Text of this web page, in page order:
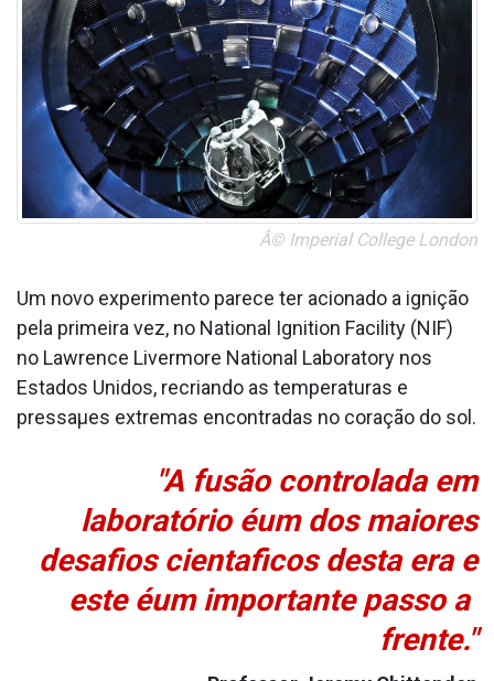
Â© Imperial College London
Um novo experimento parece ter acionado a ignição
pela primeira vez, no National Ignition Facility (NIF)
no Lawrence Livermore National Laboratory nos
Estados Unidos, recriando as temperaturas e
pressaµes extremas encontradas no coração do sol.
"A fusão controlada em
laboratório éum dos maiores
desafios cienta­ficos desta era e
este éum importante passo a
frente."